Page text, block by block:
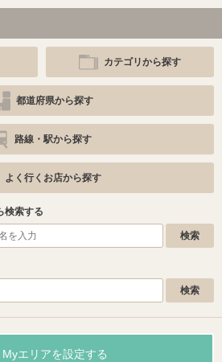
カテゴリから探す
都道府県から探す
路線・駅から探す
よく行くお店から探す
検索する
Myエリアを設定する